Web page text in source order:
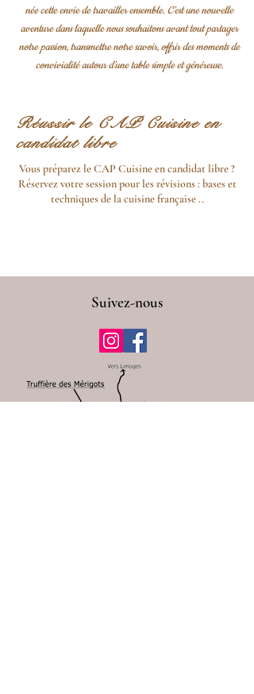
née cette envie de travailler ensemble. C’est une nouvelle
aventure dans laquelle nous souhaitons avant tout partager
notre passion, transmettre notre savoir, offrir des moments de
convivialité autour d’une table simple et généreuse.
Réussir le CAP Cuisine en
candidat libre
Vous préparez le CAP Cuisine en candidat libre ?
Réservez votre session pour les révisions : bases et
techniques de la cuisine française ..
Suivez-nous